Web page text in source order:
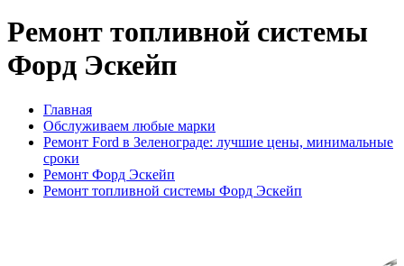
Ремонт топливной системы
Форд Эскейп
Главная
Обслуживаем любые марки
Ремонт Ford в Зеленограде: лучшие цены, минимальные
сроки
Ремонт Форд Эскейп
Ремонт топливной системы Форд Эскейп